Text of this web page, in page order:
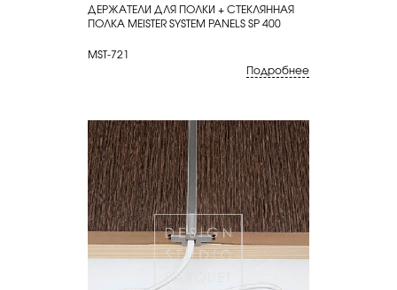
КУПИТЬ
ДЕРЖАТЕЛИ ДЛЯ ПОЛКИ + СТЕКЛЯННАЯ
ПОЛКА MEISTER SYSTEM PANELS SP 400
MST-721
Подробнее